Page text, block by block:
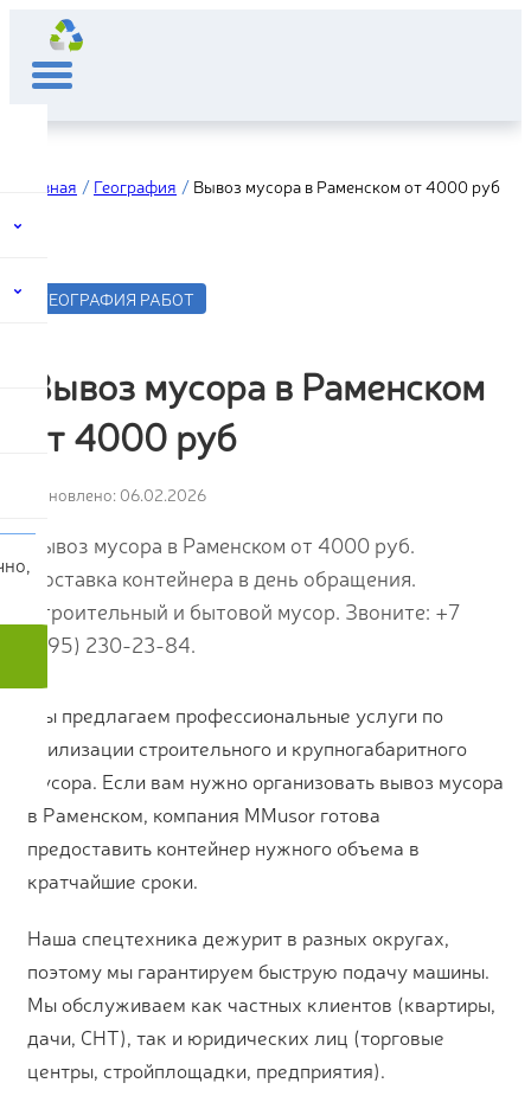
Главная География Вывоз мусора в Раменском от 4000 руб
ГЕОГРАФИЯ РАБОТ
Вывоз мусора в Раменском
от 4000 руб
Обновлено: 06.02.2026
Вывоз мусора в Раменском от 4000 руб.
Доставка контейнера в день обращения.
Строительный и бытовой мусор. Звоните: +7
(495) 230-23-84.
Мы предлагаем профессиональные услуги по
утилизации строительного и крупногабаритного
мусора. Если вам нужно организовать вывоз мусора
в Раменском, компания MMusor готова
предоставить контейнер нужного объема в
кратчайшие сроки.
Наша спецтехника дежурит в разных округах,
поэтому мы гарантируем быструю подачу машины.
Мы обслуживаем как частных клиентов (квартиры,
дачи, СНТ), так и юридических лиц (торговые
центры, стройплощадки, предприятия).